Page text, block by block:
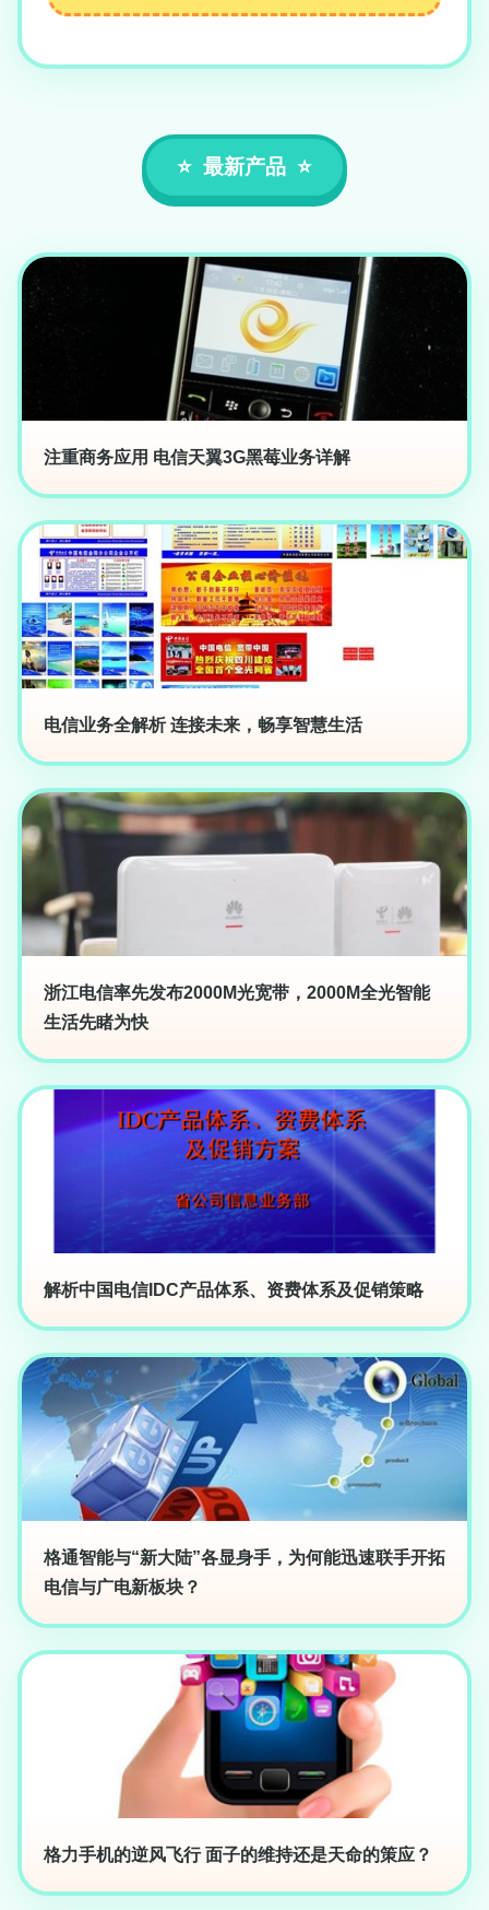
最新产品
注重商务应用 电信天翼3G黑莓业务详解
电信业务全解析 连接未来，畅享智慧生活
浙江电信率先发布2000M光宽带，2000M全光智能
生活先睹为快
解析中国电信IDC产品体系、资费体系及促销策略
格通智能与“新大陆”各显身手，为何能迅速联手开拓
电信与广电新板块？
格力手机的逆风飞行 面子的维持还是天命的策应？